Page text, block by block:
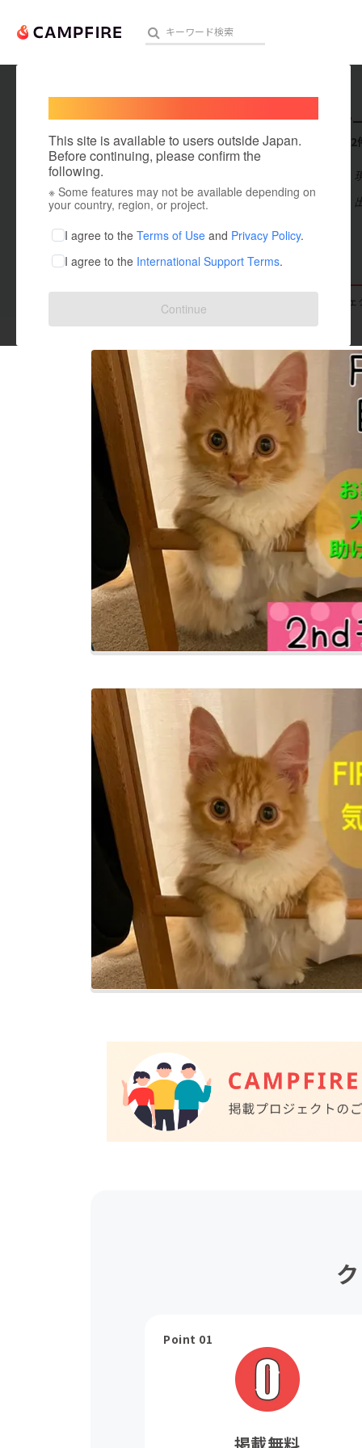
人気のプロジェクト 注目の
アート・写真
テクノロジー・ガジェット
映像・映画
ビジネス・起業
まちづくり・地域活性化
This site is available to users outside Japan.
Before continuing, please confirm the
following.
※ Some features may not be available depending on
your country, region, or project.
I agree to the Terms of Use and Privacy Policy.
I agree to the International Support Terms.
Continue
これまでに2
出身国：日本
プロジ
Point 01